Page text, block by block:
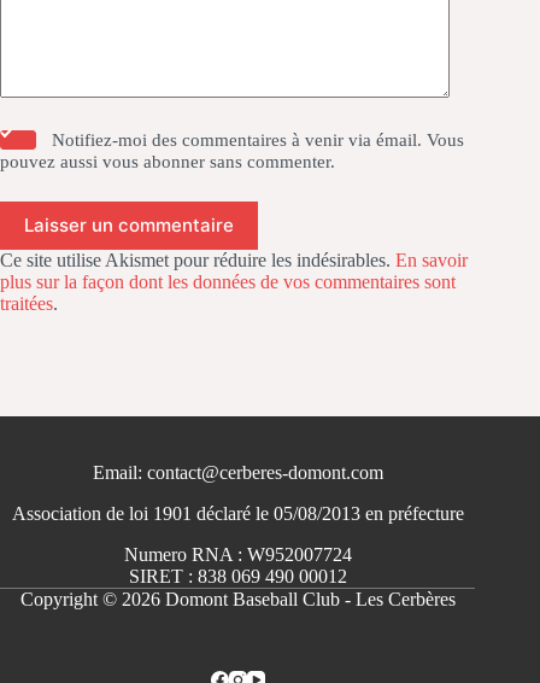
Notifiez-moi des commentaires à venir via émail. Vous
pouvez aussi vous abonner sans commenter.
Laisser un commentaire
Ce site utilise Akismet pour réduire les indésirables. En savoir
plus sur la façon dont les données de vos commentaires sont
traitées.
Email: contact@cerberes-domont.com
Association de loi 1901 déclaré le 05/08/2013 en préfecture
Numero RNA : W952007724
SIRET : 838 069 490 00012
Copyright © 2026 Domont Baseball Club - Les Cerbères